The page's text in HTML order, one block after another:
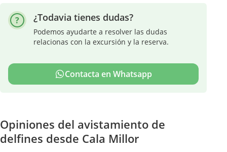
¿Todavia tienes dudas?
Podemos ayudarte a resolver las dudas
relacionas con la excursión y la reserva.
Contacta en Whatsapp
Opiniones del avistamiento de
delfines desde Cala Millor